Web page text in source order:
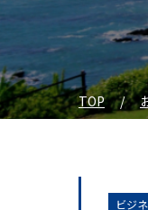
TOP
ビジ